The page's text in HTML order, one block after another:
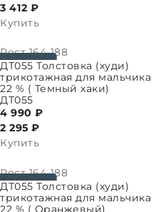
3 412 ₽
Купить
Рост 164-188
ДТ055 Толстовка (худи)
трикотажная для мальчика
22 % ( Темный хаки)
ДТ055
4 990 ₽
2 295 ₽
Купить
Рост 164-188
ДТ055 Толстовка (худи)
трикотажная для мальчика
22 % ( Оранжевый)